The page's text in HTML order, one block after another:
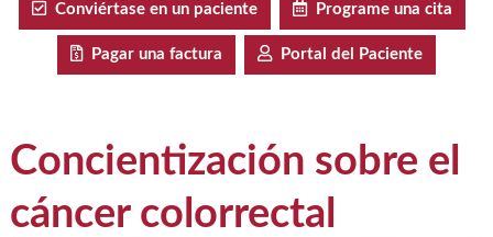
Conviértase en un paciente Programe una cita
Pagar una factura Portal del Paciente
Concientización sobre el
cáncer colorrectal